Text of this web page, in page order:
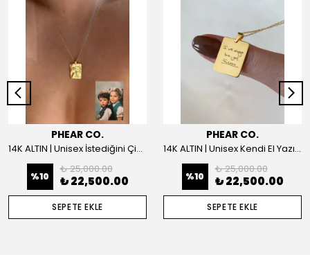
PHEAR CO.
14K ALTIN | Unisex İstediğini Çizdir Kolye
%10
₺ 25,000.00
₺ 22,500.00
SEPETE EKLE
PHEAR CO.
14K ALTIN | Unisex Kendi El Yazın ile İstediğini Yazdır Plaka Kolye
%10
₺ 25,000.00
₺ 22,500.00
SEPETE EKLE